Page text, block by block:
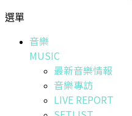
選單
音樂
MUSIC
最新音樂情報
音樂專訪
LIVE REPORT